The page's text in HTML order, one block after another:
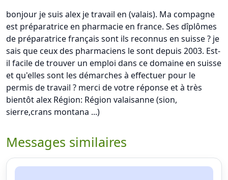
bonjour je suis alex je travail en (valais). Ma compagne
est préparatrice en pharmacie en france. Ses dîplômes
de préparatrice français sont ils reconnus en suisse ? je
sais que ceux des pharmaciens le sont depuis 2003. Est-
il facile de trouver un emploi dans ce domaine en suisse
et qu'elles sont les démarches à effectuer pour le
permis de travail ? merci de votre réponse et à très
bientôt alex Région: Région valaisanne (sion,
sierre,crans montana ...)
Messages similaires